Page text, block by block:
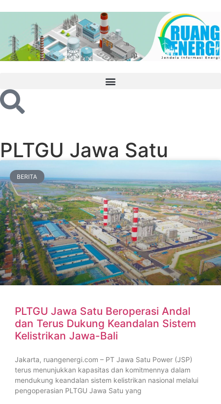
PLTGU Jawa Satu
BERITA
PLTGU Jawa Satu Beroperasi Andal
dan Terus Dukung Keandalan Sistem
Kelistrikan Jawa-Bali
Jakarta, ruangenergi.com – PT Jawa Satu Power (JSP)
terus menunjukkan kapasitas dan komitmennya dalam
mendukung keandalan sistem kelistrikan nasional melalui
pengoperasian PLTGU Jawa Satu yang